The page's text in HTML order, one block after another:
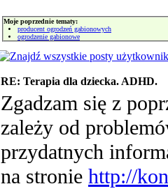
Moje poprzednie tematy:
producent ogrodzeń gabionowych
ogrodzenie gabionowe
RE: Terapia dla dziecka. ADHD.
Zgadzam się z
zależy od
przydatnych
na stronie http://